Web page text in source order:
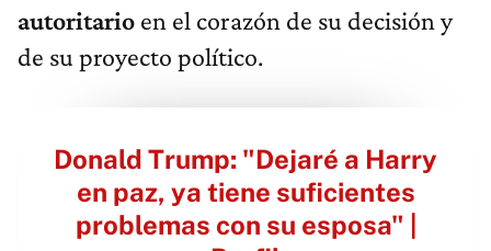
autoritario en el corazón de su decisión y
de su proyecto político.
Donald Trump: "Dejaré a Harry
en paz, ya tiene suficientes
problemas con su esposa" |